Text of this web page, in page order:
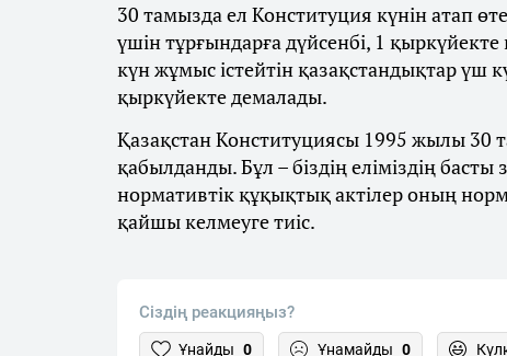
30 тамызда ел Конституция күнін атап
үшін тұрғындарға дүйсенбі, 1
күн жұмыс істейтін қазақстандықтар үш
қыркүйекте демалады.
Қазақстан Конституциясы 1995 жылы 30
қабылданды. Бұл – біздің еліміздің
нормативтік құқықтық актілер оның
қайшы келмеуге тиіс.
Сіздің реакцияңыз?
Ұнайды 0 Ұнамайды 0